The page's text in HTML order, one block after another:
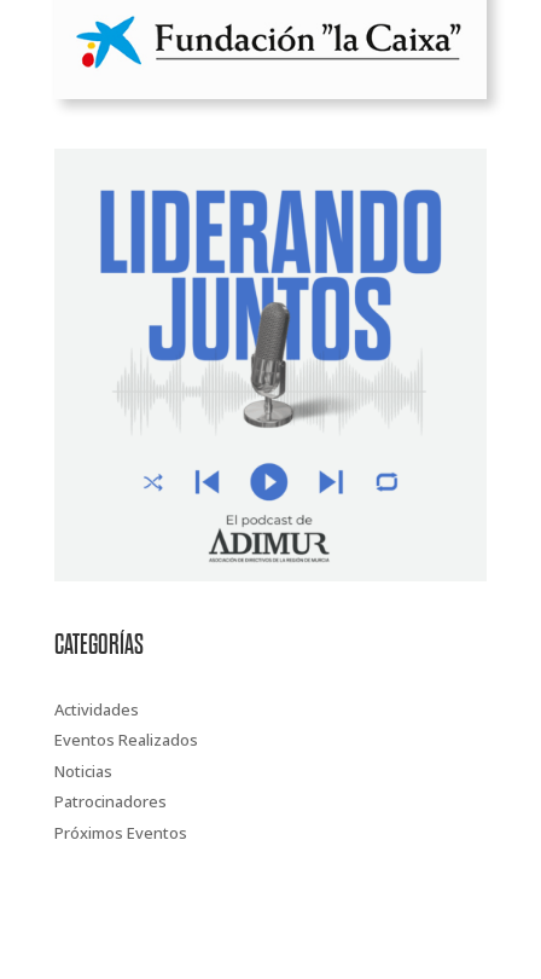
CATEGORÍAS
Actividades
Eventos Realizados
Noticias
Patrocinadores
Próximos Eventos